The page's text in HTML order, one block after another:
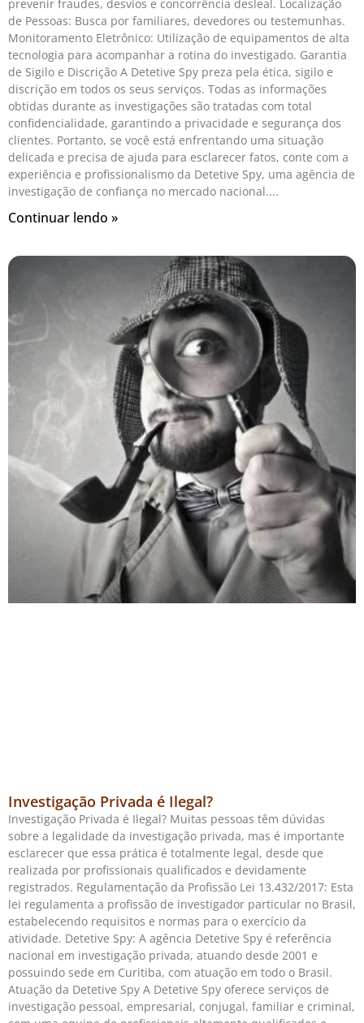
prevenir fraudes, desvios e concorrência desleal. Localização
de Pessoas: Busca por familiares, devedores ou testemunhas.
Monitoramento Eletrônico: Utilização de equipamentos de alta
tecnologia para acompanhar a rotina do investigado. Garantia
de Sigilo e Discrição A Detetive Spy preza pela ética, sigilo e
discrição em todos os seus serviços. Todas as informações
obtidas durante as investigações são tratadas com total
confidencialidade, garantindo a privacidade e segurança dos
clientes. Portanto, se você está enfrentando uma situação
delicada e precisa de ajuda para esclarecer fatos, conte com a
experiência e profissionalismo da Detetive Spy, uma agência de
investigação de confiança no mercado nacional.
Continuar lendo »
Investigação Privada é Ilegal?
Investigação Privada é Ilegal? Muitas pessoas têm dúvidas
sobre a legalidade da investigação privada, mas é importante
esclarecer que essa prática é totalmente legal, desde que
realizada por profissionais qualificados e devidamente
registrados. Regulamentação da Profissão Lei 13.432/2017: Esta
lei regulamenta a profissão de investigador particular no Brasil,
estabelecendo requisitos e normas para o exercício da
atividade. Detetive Spy: A agência Detetive Spy é referência
nacional em investigação privada, atuando desde 2001 e
possuindo sede em Curitiba, com atuação em todo o Brasil.
Atuação da Detetive Spy A Detetive Spy oferece serviços de
investigação pessoal, empresarial, conjugal, familiar e criminal,